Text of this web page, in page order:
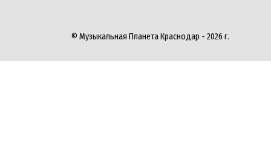
© Музыкальная Планета Краснодар - 2026 г.